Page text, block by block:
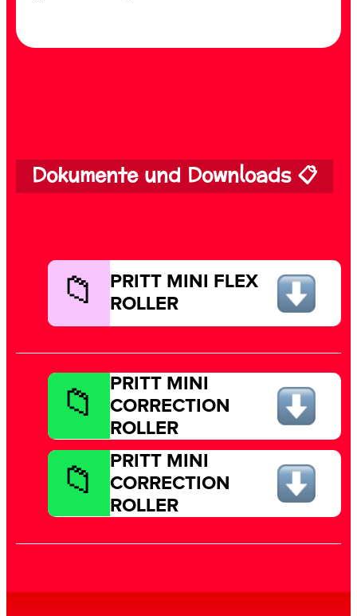
Dokumente und Downloads 📋
PRITT MINI FLEX
ROLLER
PRITT MINI
CORRECTION
ROLLER
PRITT MINI
CORRECTION
ROLLER